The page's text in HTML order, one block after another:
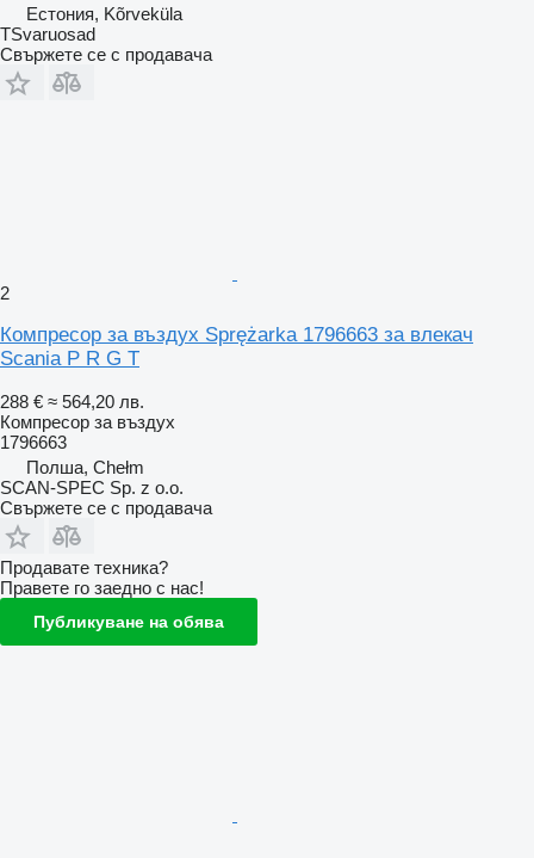
Естония, Kõrveküla
TSvaruosad
Свържете се с продавача
2
Компресор за въздух Sprężarka 1796663 за влекач
Scania P R G T
288 € ≈ 564,20 лв.
Компресор за въздух
1796663
Полша, Chełm
SCAN-SPEC Sp. z o.o.
Свържете се с продавача
Продавате техника?
Правете го заедно с нас!
Публикуване на обява